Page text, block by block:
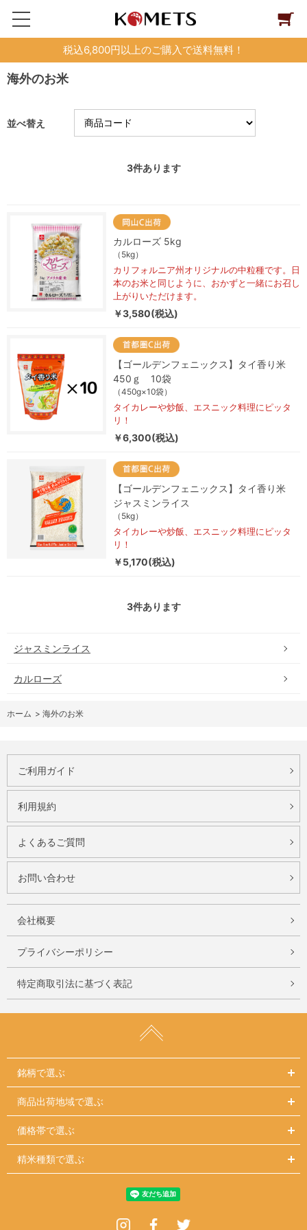
税込6,800円以上のご購入で送料無料！
海外のお米
並べ替え
3件あります
カルローズ 5kg
（5kg）
カリフォルニア州オリジナルの中粒種です。日
本のお米と同じように、おかずと一緒にお召し
上がりいただけます。
￥3,580(税込)
【ゴールデンフェニックス】タイ香り米
450ｇ 10袋
（450g×10袋）
タイカレーや炒飯、エスニック料理にピッタ
リ！
￥6,300(税込)
【ゴールデンフェニックス】タイ香り米
ジャスミンライス
（5kg）
タイカレーや炒飯、エスニック料理にピッタ
リ！
￥5,170(税込)
3件あります
ジャスミンライス
カルローズ
ホーム > 海外のお米
ご利用ガイド
利用規約
よくあるご質問
お問い合わせ
会社概要
プライバシーポリシー
特定商取引法に基づく表記
銘柄で選ぶ
商品出荷地域で選ぶ
価格帯で選ぶ
精米種類で選ぶ
InstagramFacebook